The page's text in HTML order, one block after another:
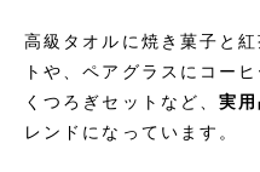
高級タオルに焼き菓子と
トや、ペアグラスにコー
くつろぎセットなど、実
レンドになっています。